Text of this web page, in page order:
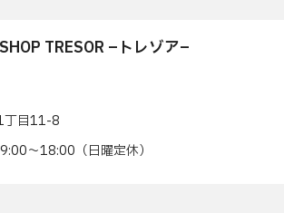
TRESOR –トレゾア–
丁目11-8
〜18:00（日曜定休）